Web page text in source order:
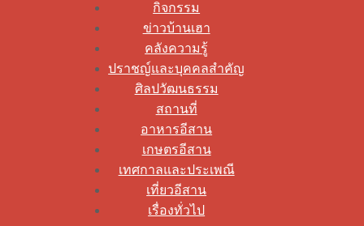
กิจกรรม
ข่าวบ้านเฮา
คลังความรู้
ปราชญ์และบุคคลสำคัญ
ศิลปวัฒนธรรม
สถานที่
อาหารอีสาน
เกษตรอีสาน
เทศกาลและประเพณี
เที่ยวอีสาน
เรื่องทั่วไป